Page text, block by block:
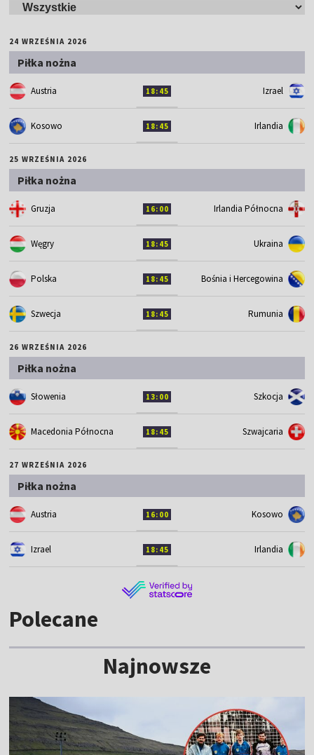
24 WRZEŚNIA 2026
Piłka nożna
Austria 18:45 Izrael
Kosowo 18:45 Irlandia
25 WRZEŚNIA 2026
Piłka nożna
Gruzja 16:00 Irlandia Północna
Węgry 18:45 Ukraina
Polska 18:45 Bośnia i Hercegowina
Szwecja 18:45 Rumunia
26 WRZEŚNIA 2026
Piłka nożna
Słowenia 13:00 Szkocja
Macedonia Północna 18:45 Szwajcaria
27 WRZEŚNIA 2026
Piłka nożna
Austria 16:00 Kosowo
Izrael 18:45 Irlandia
Polecane
Najnowsze